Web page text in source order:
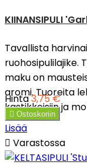
KIINANSIPULI
Tavallista
ruohosipulilajike.
maku on
aromi. Tuoreita
kastikkeisiin ja
Hinta3,75 €
 Ostoskoriin
Lisää
 Varastossa